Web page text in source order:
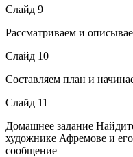
Слайд 9
Рассматриваем и
Слайд 10
Составляем план и
Слайд 11
Домашнее задание
художнике Афремове и
сообщение